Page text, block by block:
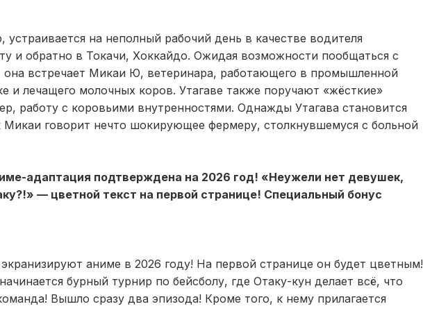
устраивается на неполный рабочий день в качестве водителя
и обратно в Токачи, Хоккайдо. Ожидая возможности пообщаться с
встречает Микаи Ю, ветеринара, работающего в промышленной
и лечащего молочных коров. Утагаве также поручают «жёсткие»
работу с коровьими внутренностями. Однажды Утагава становится
Микаи говорит нечто шокирующее фермеру, столкнувшемуся с больной
адаптация подтверждена на 2026 год! «Неужели нет девушек,
— цветной текст на первой странице! Специальный бонус
аниме в 2026 году! На первой странице он будет цветным!
бурный турнир по бейсболу, где Отаку-кун делает всё, что
Вышло сразу два эпизода! Кроме того, к нему прилагается